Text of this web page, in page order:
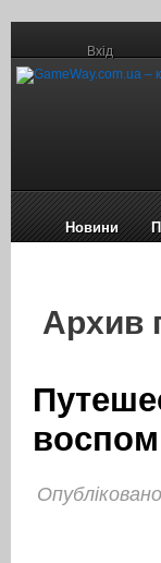
Вхід
Новини
Архив